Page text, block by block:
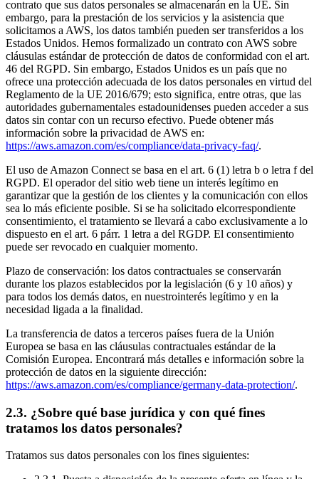
contrato que sus datos personales se almacenarán en la UE. Sin
embargo, para la prestación de los servicios y la asistencia que
solicitamos a AWS, los datos también pueden ser transferidos a los
Estados Unidos. Hemos formalizado un contrato con AWS sobre
cláusulas estándar de protección de datos de conformidad con el art.
46 del RGPD. Sin embargo, Estados Unidos es un país que no
ofrece una protección adecuada de los datos personales en virtud del
Reglamento de la UE 2016/679; esto significa, entre otras, que las
autoridades gubernamentales estadounidenses pueden acceder a sus
datos sin contar con un recurso efectivo. Puede obtener más
información sobre la privacidad de AWS en:
https://aws.amazon.com/es/compliance/data-privacy-faq/.
El uso de Amazon Connect se basa en el art. 6 (1) letra b o letra f del
RGPD. El operador del sitio web tiene un interés legítimo en
garantizar que la gestión de los clientes y la comunicación con ellos
sea lo más eficiente posible. Si se ha solicitado elcorrespondiente
consentimiento, el tratamiento se llevará a cabo exclusivamente a lo
dispuesto en el art. 6 párr. 1 letra a del RGDP. El consentimiento
puede ser revocado en cualquier momento.
Plazo de conservación: los datos contractuales se conservarán
durante los plazos establecidos por la legislación (6 y 10 años) y
para todos los demás datos, en nuestrointerés legítimo y en la
necesidad ligada a la finalidad.
La transferencia de datos a terceros países fuera de la Unión
Europea se basa en las cláusulas contractuales estándar de la
Comisión Europea. Encontrará más detalles e información sobre la
protección de datos en la siguiente dirección:
https://aws.amazon.com/es/compliance/germany-data-protection/.
2.3. ¿Sobre qué base jurídica y con qué fines
tratamos los datos personales?
Tratamos sus datos personales con los fines siguientes: